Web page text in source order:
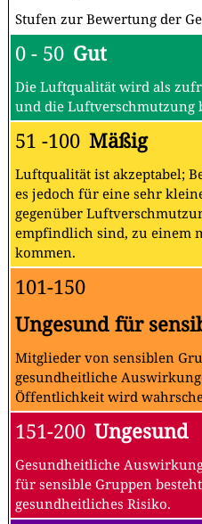
Stufen zur Bewertung der
0 - 50 Gut
Die Luftqualität wird als
und die Luftverschmutzung
51 -100 Mäßig
Luftqualität ist akzeptabel;
es jedoch für eine sehr
gegenüber
empfindlich sind, zu einem
kommen.
101-150
Ungesund für
Mitglieder von sensiblen
gesundheitliche
Öffentlichkeit wird
151-200 Ungesund
Gesundheitliche
für sensible Gruppen
gesundheitliches Risiko.